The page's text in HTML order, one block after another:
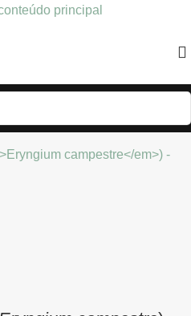
principal